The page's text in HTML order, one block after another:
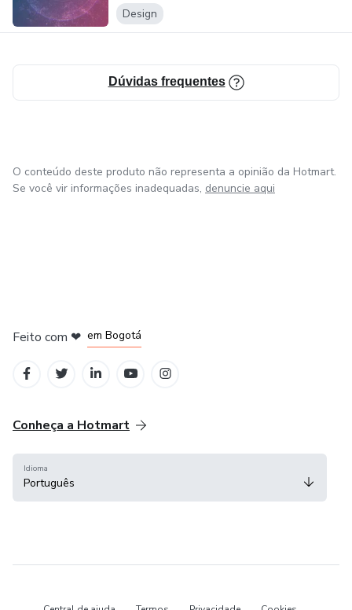
Design
Dúvidas frequentes
O conteúdo deste produto não representa a opinião da Hotmart.
Se você vir informações inadequadas, denuncie aqui
Feito com ❤ em Bogotá
Conheça a Hotmart
Idioma
Português